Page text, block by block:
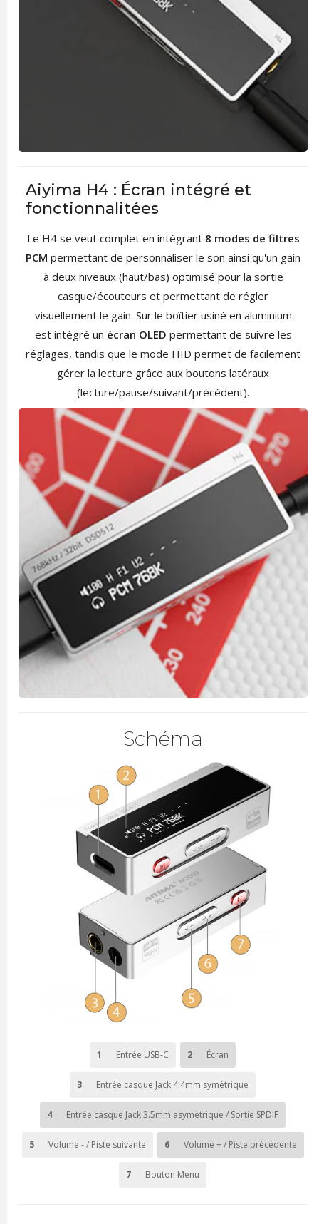
Aiyima H4 : Écran intégré et
fonctionnalitées
Le H4 se veut complet en intégrant 8 modes de filtres
PCM permettant de personnaliser le son ainsi qu'un gain
à deux niveaux (haut/bas) optimisé pour la sortie
casque/écouteurs et permettant de régler
visuellement le gain. Sur le boîtier usiné en aluminium
est intégré un écran OLED permettant de suivre les
réglages, tandis que le mode HID permet de facilement
gérer la lecture grâce aux boutons latéraux
(lecture/pause/suivant/précédent).
Schéma
1 Entrée USB-C 2 Écran
3 Entrée casque Jack 4.4mm symétrique
4 Entrée casque Jack 3.5mm asymétrique / Sortie SPDIF
5 Volume - / Piste suivante 6 Volume + / Piste précédente
7 Bouton Menu